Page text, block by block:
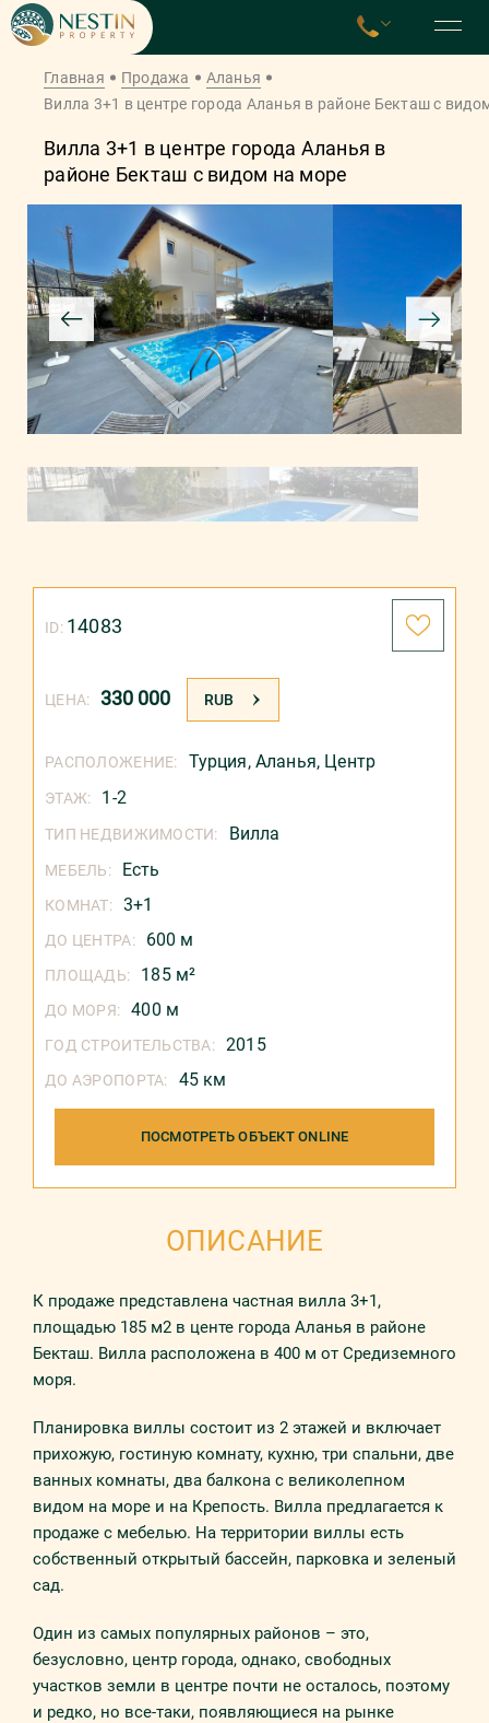
Главная Продажа
Аланья
Вилла 3+1 в центре города Аланья в районе Бекташ с
Вилла 3+1 в центре города Аланья в
районе Бекташ с видом на море
ЦЕНА: 330 000 RUB
ID: 14083
РАСПОЛОЖЕНИЕ: Турция, Аланья, Центр
ЭТАЖ: 1-2
ТИП НЕДВИЖИМОСТИ: Вилла
МЕБЕЛЬ: Есть
КОМНАТ: 3+1
ДО ЦЕНТРА: 600 м
ПЛОЩАДЬ: 185 м²
ДО МОРЯ: 400 м
ГОД СТРОИТЕЛЬСТВА: 2015
ДО АЭРОПОРТА: 45 км
ПОСМОТРЕТЬ ОБЪЕКТ ONLINE
ОПИСАНИЕ
К продаже представлена частная вилла 3+1,
площадью 185 м2 в центе города Аланья в районе
Бекташ. Вилла расположена в 400 м от Средиземного
моря.
Планировка виллы состоит из 2 этажей и включает
прихожую, гостиную комнату, кухню, три спальни, две
ванных комнаты, два балкона с великолепном
видом на море и на Крепость. Вилла предлагается к
продаже с мебелью. На территории виллы есть
собственный открытый бассейн, парковка и зеленый
сад.
Один из самых популярных районов – это,
безусловно, центр города, однако, свободных
участков земли в центре почти не осталось, поэтому
и редко, но все-таки, появляющиеся на рынке